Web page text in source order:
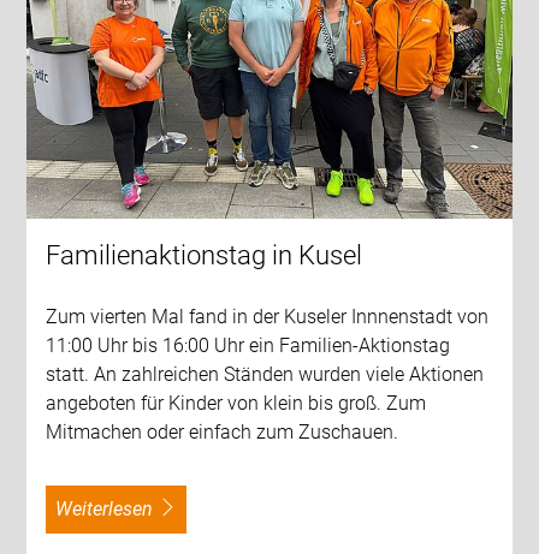
Familienaktionstag in Kusel
Zum vierten Mal fand in der Kuseler Innnenstadt von
11:00 Uhr bis 16:00 Uhr ein Familien-Aktionstag
statt. An zahlreichen Ständen wurden viele Aktionen
angeboten für Kinder von klein bis groß. Zum
Mitmachen oder einfach zum Zuschauen.
weiterlesen